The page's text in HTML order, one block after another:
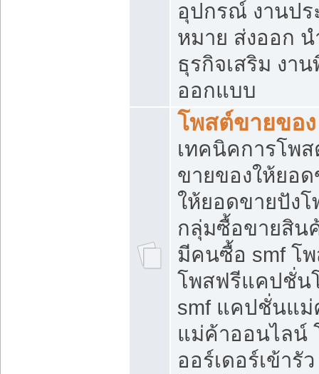
อุปกรณ์ งานป
หมาย ส่งออก น
ธุรกิจเสริม งา
ออกแบบ
โพสต์ขายของ
เทคนิคการโพ
ขายของให้ยอ
ให้ยอดขายปัง
กลุ่มซื้อขายสิน
มีคนซื้อ smf โ
โพสฟรีแคปชั่น
smf แคปชั่นแ
แม่ค้าออนไลน์
ออร์เดอร์เข้ารั